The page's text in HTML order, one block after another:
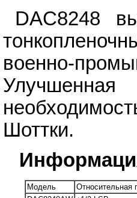
DAC8248
военно-
Шоттки.
Модель Относительная